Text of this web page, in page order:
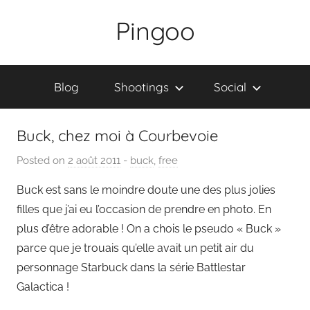
Pingoo
Blog Shootings Social
Buck, chez moi à Courbevoie
Posted on 2 août 2011 b
P
a
i
n
g
- buck free
Buck est sans le moindre doute une des plus jolies
filles que j’ai eu l’occasion de prendre en photo. En
plus d’être adorable ! On a chois le pseudo « Buck »
parce que je trouais qu’elle avait un petit air du
personnage Starbuck dans la série Battlestar
Galactica !